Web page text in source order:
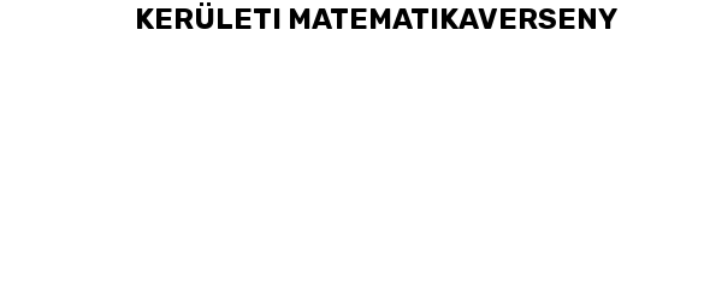
KERÜLETI MATEMATIKAVERSENY